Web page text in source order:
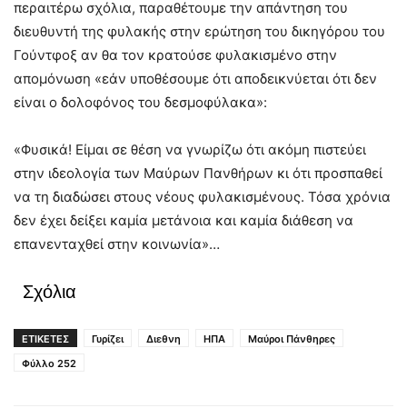
περαιτέρω σχόλια, παραθέτουμε την απάντηση του
διευθυντή της φυλακής στην ερώτηση του δικηγόρου του
Γούντφοξ αν θα τον κρατούσε φυλακισμένο στην
απομόνωση «εάν υποθέσουμε ότι αποδεικνύεται ότι δεν
είναι ο δολοφόνος του δεσμοφύλακα»:
«Φυσικά! Είμαι σε θέση να γνωρίζω ότι ακόμη πιστεύει
στην ιδεολογία των Μαύρων Πανθήρων κι ότι προσπαθεί
να τη διαδώσει στους νέους φυλακισμένους. Τόσα χρόνια
δεν έχει δείξει καμία μετάνοια και καμία διάθεση να
επανενταχθεί στην κοινωνία»…
Σχόλια
ΕΤΙΚΕΤΕΣ Γυρίζει Διεθνη ΗΠΑ
Μαύροι Πάνθηρες
Φύλλο 252